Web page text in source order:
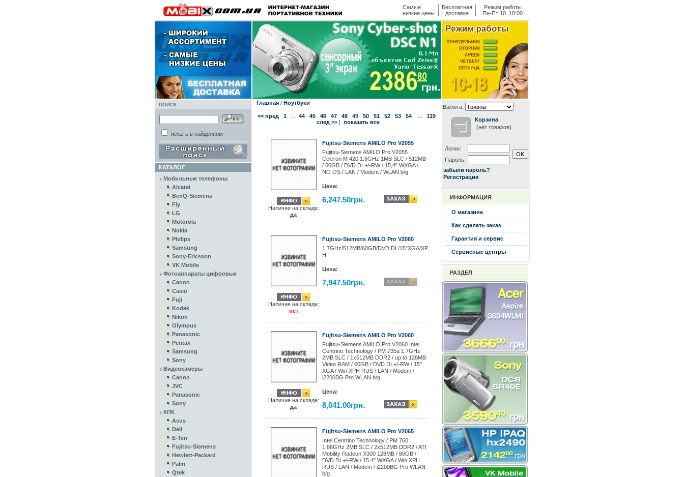
Самые
низкие цены
Бесплатная
доставка
Режим работы
Пн-Пт 10..18:00
ПОИСК
искать в найденном
КАТАЛОГ
Мобильные телефоны
Alcatel
BenQ-Siemens
Fly
LG
Motorola
Nokia
Philips
Samsung
Sony-Ericsson
VK Mobile
Фотоаппараты цифровые
Canon
Casio
Fuji
Kodak
Nikon
Olympus
Panasonic
Pentax
Samsung
Sony
Видеокамеры
Canon
JVC
Panasonic
Sony
КПК
Asus
Dell
E-Ten
Fujitsu-Siemens
Hewlett-Packard
Palm
Qtek
Главная/ Ноутбуки
<< пред 1... 44 45 46 47 48 49 50 51 52 53 54... 119
след >>| показать все
Наличие на складе:
да
Fujitsu-Siemens AMILO Pro V2055
Fujitsu-Siemens AMILO Pro V2055
Celeron M 420 1.6GHz 1MB SLC / 512MB
/ 60GB / DVD DL+/-RW / 15,4" WXGA /
NO OS / LAN / Modem / WLAN b/g
Цена:
6,247.50грн.
Наличие на складе:
нет
Fujitsu-Siemens AMILO Pro V2060
1.7GHz/512MB/60GB/DVD DL/15"XGA/XP
H
Цена:
7,947.50грн.
Наличие на складе:
да
Fujitsu-Siemens AMILO Pro V2060
Fujitsu-Siemens AMILO Pro V2060 Intel
Centrino Technology / PM 735a 1.7GHz
2MB SLC / 1x512MB DDR2 / up to 128MB
Video RAM / 60GB / DVD DL+/-RW / 15"
XGA / Win XPH RUS / LAN / Modem /
i2200BG Pro WLAN b/g
Цена:
8,041.00грн.
Fujitsu-Siemens AMILO Pro V2065
Intel Centrino Technology / PM 760
1.86GHz 2MB SLC / 2x512MB DDR2 / ATI
Mobility Radeon X300 128MB / 80GB /
DVD DL+/-RW / 15.4" WXGA / Win XPH
RUS / LAN / Modem / i2200BG Pro WLAN
b/g
Валюта:
Корзина
(нет товаров)
Логин:
Пароль:
забыли пароль?
Регистрация
ИНФОРМАЦИЯ
О магазине
Как сделать заказ
Гарантия и сервис
Сервисные центры
РАЗДЕЛ